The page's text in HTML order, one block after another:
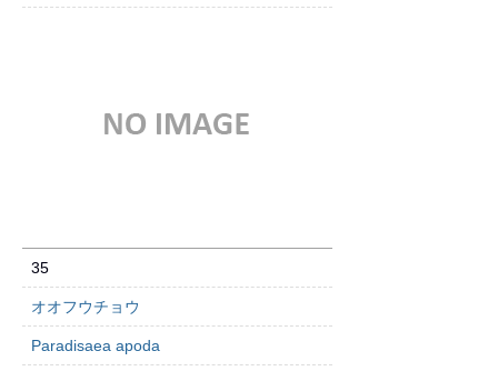
35
オオフウチョウ
Paradisaea apoda